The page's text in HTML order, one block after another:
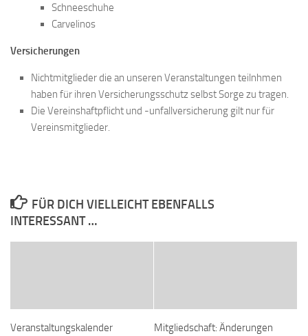
Schneeschuhe
Carvelinos
Versicherungen
Nichtmitglieder die an unseren Veranstaltungen teilnhmen
haben für ihren Versicherungsschutz selbst Sorge zu tragen.
Die Vereinshaftpflicht und -unfallversicherung gilt nur für
Vereinsmitglieder.
FÜR DICH VIELLEICHT EBENFALLS
INTERESSANT …
Veranstaltungskalender
Mitgliedschaft: Änderungen